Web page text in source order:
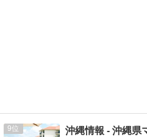
9 沖縄情報 - 沖縄県